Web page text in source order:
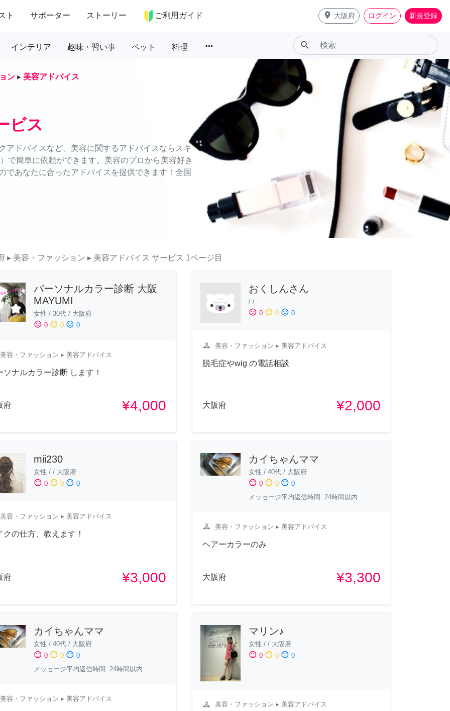
ト サポーター ストーリー ご利用ガイド place 大阪府 ログイン 新規登録
インテリア 趣味・習い事 ペット 料理 more_horiz search
ン ▸ 美容アドバイス
ビス
アドバイスなど、美容に関するアドバイスならスキ
で簡単に依頼ができます。美容のプロから美容好き
であなたに合ったアドバイスを提供できます！全国
▸ 美容・ファッション ▸ 美容アドバイス サービス 1ページ目
パーソナルカラー診断 大阪
MAYUMI
女性 / 30代 / 大阪府
sentiment_satisfied 0 sentiment_neutral 0 sentiment_dissatisfied 0
美容・ファッション ▸ 美容アドバイス
ソナルカラー診断 します！
府 ¥4,000
おくしんさん
/ /
sentiment_satisfied 0 sentiment_neutral 0 sentiment_dissatisfied 0
checkroom 美容・ファッション ▸ 美容アドバイス
脱毛症やwig の電話相談
大阪府 ¥2,000
mii230
女性 / / 大阪府
sentiment_satisfied 0 sentiment_neutral 0 sentiment_dissatisfied 0
美容・ファッション ▸ 美容アドバイス
クの仕方、教えます！
府 ¥3,000
カイちゃんママ
女性 / 40代/ 大阪府
sentiment_satisfied 0 sentiment_neutral 0 sentiment_dissatisfied 0
メッセージ平均返信時間: 24時間以内
checkroom 美容・ファッション ▸ 美容アドバイス
ヘアーカラーのみ
大阪府 ¥3,300
カイちゃんママ
女性 / 40代 / 大阪府
sentiment_satisfied 0 sentiment_neutral 0 sentiment_dissatisfied 0
メッセージ平均返信時間: 24時間以内
美容・ファッション ▸ 美容アドバイス
マリン♪
女性 / / 大阪府
sentiment_satisfied 0 sentiment_neutral 0 sentiment_dissatisfied 0
checkroom 美容・ファッション ▸ 美容アドバイス